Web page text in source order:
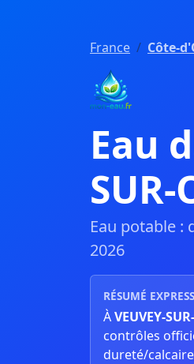
France Côte-
Eau
SUR-
Eau potable :
2026
RÉSUMÉ EXPRESS
ÀVEUVEY-
contrôles
dureté/